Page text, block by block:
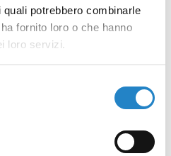
potrebbero combinarle
fornito loro o che hanno
loro servizi.